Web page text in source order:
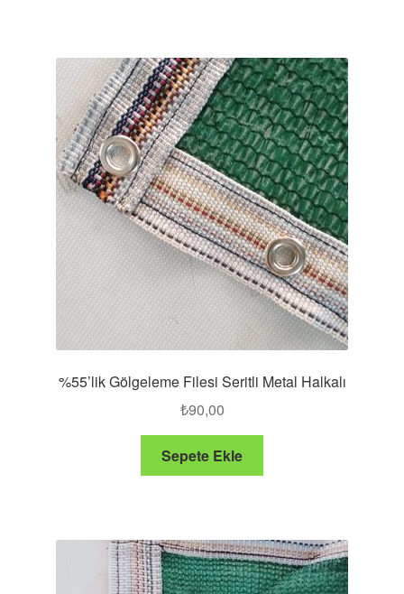
%55’lik Gölgeleme Filesi Seritli Metal Halkalı
₺90,00
Sepete Ekle